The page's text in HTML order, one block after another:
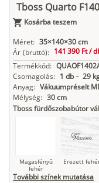
Antracit Matt fekete
Tboss Quarto
Kosárba teszem
Méret: 35×140×30 cm
Ár (bruttó): 141 390 Ft /
Termékkód:
Csomagolás: 1 db - 29
Anyag: Vákuumpréselt
Mélység: 30 cm
Tboss fürdőszobabútor
Magasfényű
fehér
Erezett
További színek mutatása